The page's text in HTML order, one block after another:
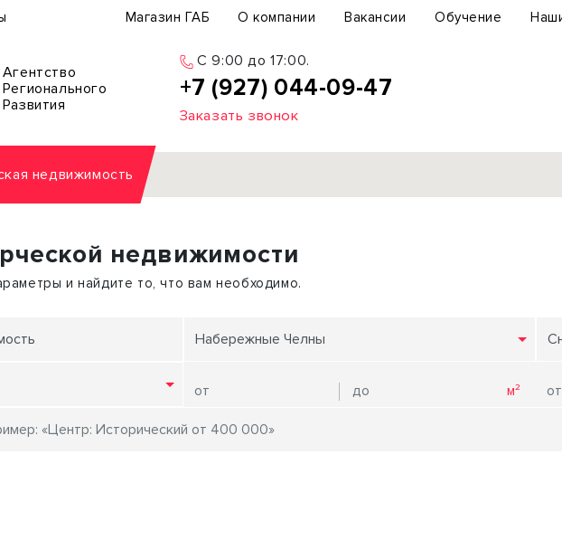
Магазин ГАБ О компании Вакансии Обучение
Агентство
Регионального
Развития
C 9:00 до 17:00.
+7 (927) 044-09-47
Заказать звонок
недвижимость
Земельный участок
Отдельное здание
Бизнес-центр
недвижимости
и найдите то, что вам необходимо.
Набережные Челны